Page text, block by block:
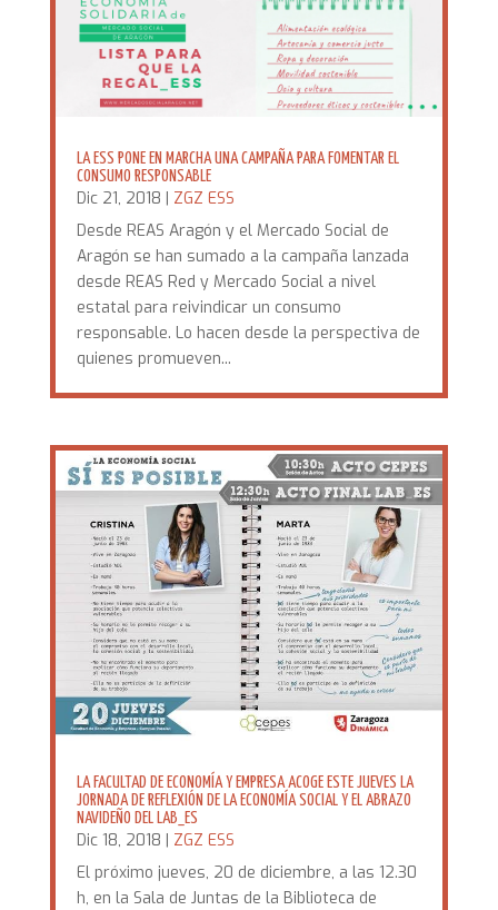
LA ESS PONE EN MARCHA UNA CAMPAÑA PARA FOMENTAR EL
CONSUMO RESPONSABLE
Dic 21, 2018
ZGZ ESS
Desde REAS Aragón y el Mercado Social de
Aragón se han sumado a la campaña lanzada
desde REAS Red y Mercado Social a nivel
estatal para reivindicar un consumo
responsable. Lo hacen desde la perspectiva de
quienes promueven...
LA FACULTAD DE ECONOMÍA Y EMPRESA ACOGE ESTE JUEVES LA
JORNADA DE REFLEXIÓN DE LA ECONOMÍA SOCIAL Y EL ABRAZO
NAVIDEÑO DEL LAB_ES
Dic 18, 2018 | ZGZ ESS
El próximo jueves, 20 de diciembre, a las 12.30
h, en la Sala de Juntas de la Biblioteca de